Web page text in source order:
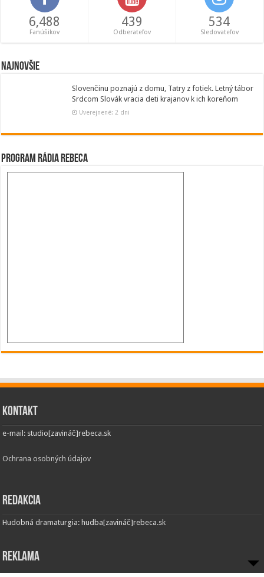
6,488
Fanúšikov
439
Odberateľov
534
Sledovateľov
Najnovšie
Slovenčinu poznajú z domu, Tatry z fotiek. Letný tábor
Srdcom Slovák vracia deti krajanov k ich koreňom
Uverejnené: 2 dni
Program Rádia Rebeca
Kontakt
e-mail: studio[zavináč]rebeca.sk
Ochrana osobných údajov
Redakcia
Hudobná dramaturgia: hudba[zavináč]rebeca.sk
Reklama